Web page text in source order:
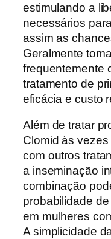
estimulando a
necessários
assim as
Geralmente
frequentemente
tratamento de
eficácia e custo
Além de tratar
Clomid às
com outros
a inseminação
combinação
probabilidade
em mulheres
A simplicidade